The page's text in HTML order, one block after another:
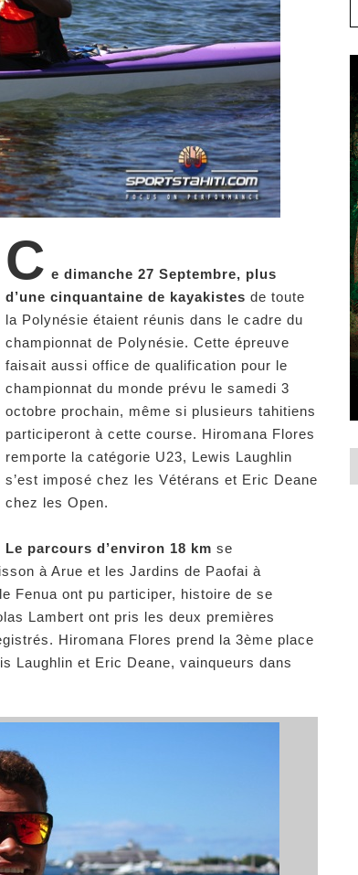
C e dimanche 27 Septembre, plus
d’une cinquantaine de kayakistes de toute
la Polynésie étaient réunis dans le cadre du
championnat de Polynésie. Cette épreuve
faisait aussi office de qualification pour le
championnat du monde prévu le samedi 3
octobre prochain, même si plusieurs tahitiens
participeront à cette course. Hiromana Flores
remporte la catégorie U23, Lewis Laughlin
s’est imposé chez les Vétérans et Eric Deane
chez les Open.
Le parcours d’environ 18 km se
à Arue et les Jardins de Paofai à
Fenua ont pu participer, histoire de se
Lambert ont pris les deux premières
Hiromana Flores prend la 3ème place
Laughlin et Eric Deane, vainqueurs dans